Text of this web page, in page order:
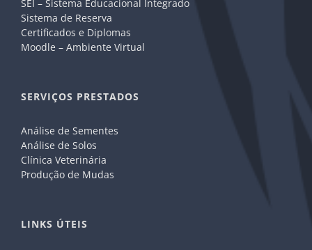
SEI – Sistema Educacional Integrado
Sistema de Reserva
Certificados e Diplomas
Moodle – Ambiente Virtual
SERVIÇOS PRESTADOS
Análise de Sementes
Análise de Solos
Clínica Veterinária
Produção de Mudas
LINKS ÚTEIS